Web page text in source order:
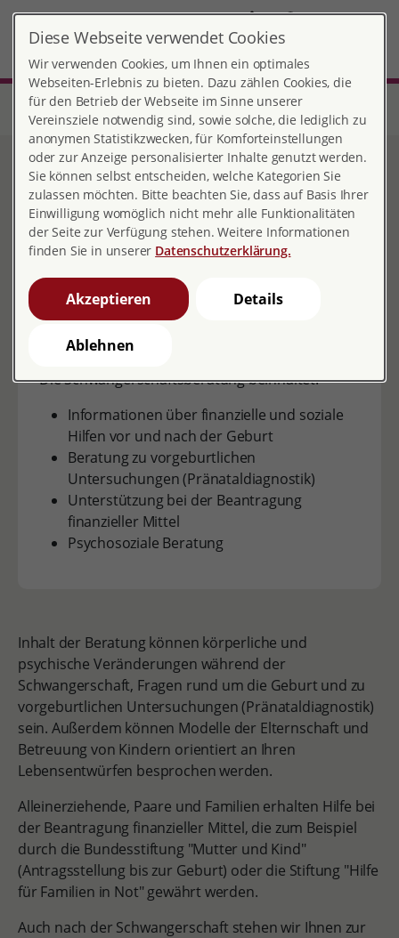
DE
Start Sachsen Beratungsstelle Dresden
Beratungsangebote
Schwangerschaftsberatung
Schwangerschaftsberatung
In unserer Beratungsstelle können werdende
Eltern Fragen klären und sich über rechtliche,
finanzielle und soziale Hilfen vor und nach der
Geburt informieren.
Die Schwangerschaftsberatung beinhaltet:
Informationen über finanzielle und soziale
Hilfen vor und nach der Geburt
Beratung zu vorgeburtlichen
Untersuchungen (Pränataldiagnostik)
Unterstützung bei der Beantragung
finanzieller Mittel
Psychosoziale Beratung
Inhalt der Beratung können körperliche und
psychische Veränderungen während der
Schwangerschaft, Fragen rund um die Geburt und zu
vorgeburtlichen Untersuchungen (Pränataldiagnostik)
sein. Außerdem können Modelle der Elternschaft und
Betreuung von Kindern orientiert an Ihren
Lebensentwürfen besprochen werden.
Alleinerziehende, Paare und Familien erhalten Hilfe bei
der Beantragung finanzieller Mittel, die zum Beispiel
durch die Bundesstiftung "Mutter und Kind"
(Antragsstellung bis zur Geburt) oder die Stiftung "Hilfe
für Familien in Not" gewährt werden.
Auch nach der Schwangerschaft stehen wir Ihnen zur
Diese Webseite verwendet Cookies
Wir verwenden Cookies, um Ihnen ein optimales
Webseiten-Erlebnis zu bieten. Dazu zählen Cookies, die
für den Betrieb der Webseite im Sinne unserer
Vereinsziele notwendig sind, sowie solche, die lediglich zu
anonymen Statistikzwecken, für Komforteinstellungen
oder zur Anzeige personalisierter Inhalte genutzt werden.
Sie können selbst entscheiden, welche Kategorien Sie
zulassen möchten. Bitte beachten Sie, dass auf Basis Ihrer
Einwilligung womöglich nicht mehr alle Funktionalitäten
der Seite zur Verfügung stehen. Weitere Informationen
finden Sie in unserer Datenschutzerklärung.
Akzeptieren Details
Ablehnen